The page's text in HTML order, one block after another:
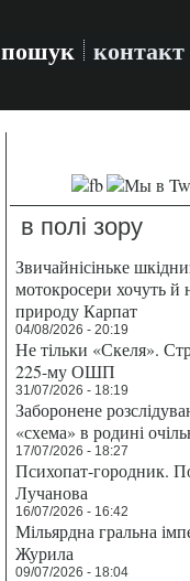
пошук контакт
в полі зору
Звичайнісіньке
мотокросери хочуть й
природу Карпат
04/08/2026 - 20:19
Не тільки «Скеля».
225-му ОШП
31/07/2026 - 18:19
Заборонене
«схема» в родині
17/07/2026 - 18:27
Психопат-городник.
Лучанова
16/07/2026 - 16:42
Мільярдна гральна
Журила
09/07/2026 - 18:04